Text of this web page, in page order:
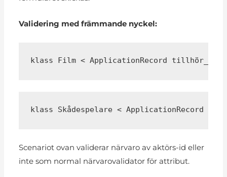
Validering med främmande nyckel:
klass Film < ApplicationRecord
klass Skådespelare < ApplicationRecord
Scenariot ovan validerar närvaro av aktörs-id eller
inte som normal närvarovalidator för attribut.